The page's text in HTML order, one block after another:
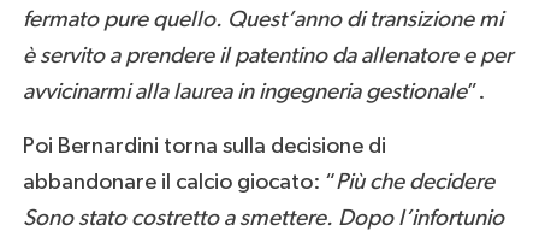
fermato pure quello. Quest’anno di transizione mi
è servito a prendere il patentino da allenatore e per
avvicinarmi alla laurea in ingegneria gestionale”.
Poi Bernardini torna sulla decisione di
abbandonare il calcio giocato: “Più che decidere
Sono stato costretto a smettere. Dopo l’infortunio